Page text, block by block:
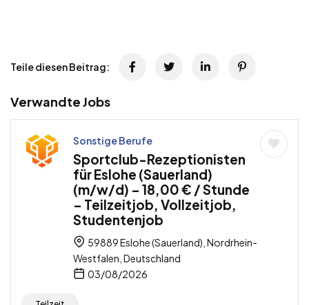
Teile diesen Beitrag:
Verwandte Jobs
Sonstige Berufe
Sportclub-Rezeptionisten
für Eslohe (Sauerland)
(m/w/d) – 18,00 € / Stunde
– Teilzeitjob, Vollzeitjob,
Studentenjob
59889 Eslohe (Sauerland), Nordrhein-
Westfalen, Deutschland
03/08/2026